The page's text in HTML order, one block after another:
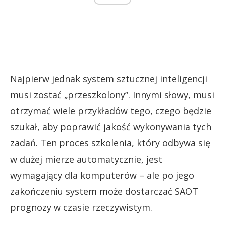
Najpierw jednak system sztucznej inteligencji
musi zostać „przeszkolony”. Innymi słowy, musi
otrzymać wiele przykładów tego, czego będzie
szukał, aby poprawić jakość wykonywania tych
zadań. Ten proces szkolenia, który odbywa się
w dużej mierze automatycznie, jest
wymagający dla komputerów – ale po jego
zakończeniu system może dostarczać SAOT
prognozy w czasie rzeczywistym.